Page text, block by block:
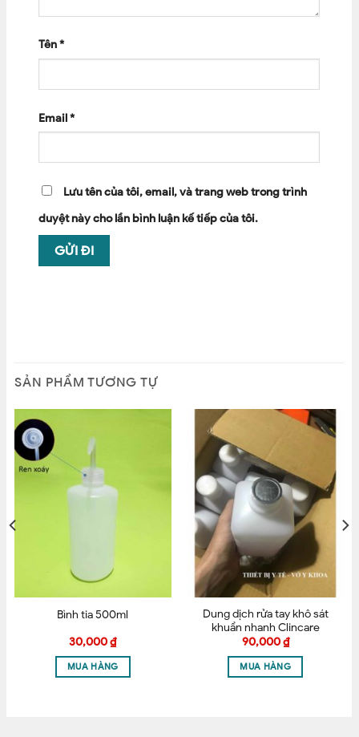
Tên*
Email*
Lưu tên của tôi, email, và trang web trong trình
duyệt này cho lần bình luận kế tiếp của tôi.
SẢN PHẨM TƯƠNG TỰ
Bình tia 500ml
30,000₫
MUA HÀNG
Dung dịch rửa tay khô sát
khuẩn nhanh Clincare
500ml
90,000₫
MUA HÀNG